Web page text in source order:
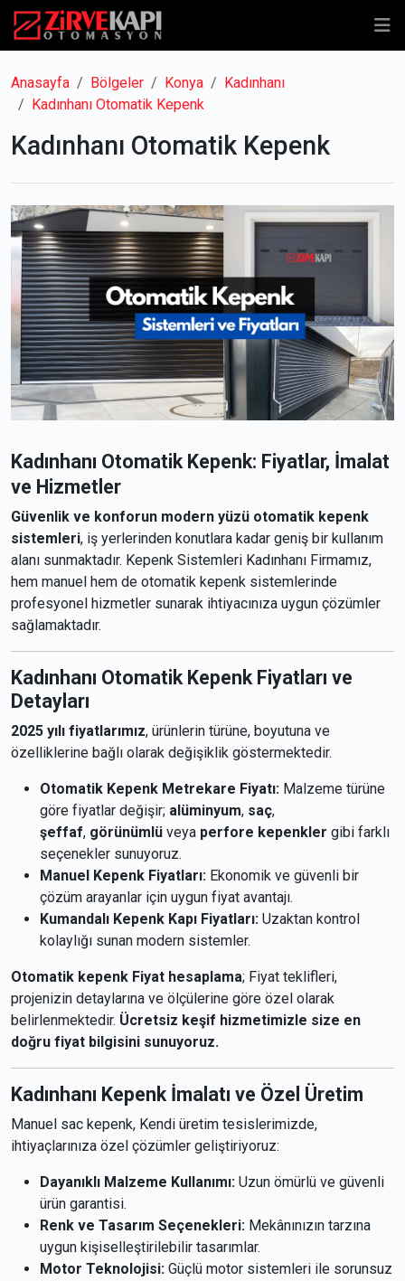
Anasayfa Bölgeler Konya
Kadınhanı
Kadınhanı Otomatik Kepenk
Kadınhanı Otomatik Kepenk
Kadınhanı Otomatik Kepenk: Fiyatlar, İmalat
ve Hizmetler
Güvenlik ve konforun modern yüzü otomatik kepenk
sistemleri, iş yerlerinden konutlara kadar geniş bir kullanım
alanı sunmaktadır. Kepenk Sistemleri Kadınhanı Firmamız,
hem manuel hem de otomatik kepenk sistemlerinde
profesyonel hizmetler sunarak ihtiyacınıza uygun çözümler
sağlamaktadır.
Kadınhanı Otomatik Kepenk Fiyatları ve
Detayları
2025 yılı fiyatlarımız, ürünlerin türüne, boyutuna ve
özelliklerine bağlı olarak değişiklik göstermektedir.
Otomatik Kepenk Metrekare Fiyatı: Malzeme türüne
göre fiyatlar değişir; alüminyum, saç,
şeffaf, görünümlü veya perfore kepenkler gibi farklı
seçenekler sunuyoruz.
Manuel Kepenk Fiyatları: Ekonomik ve güvenli bir
çözüm arayanlar için uygun fiyat avantajı.
Kumandalı Kepenk Kapı Fiyatları: Uzaktan kontrol
kolaylığı sunan modern sistemler.
Otomatik kepenk Fiyat hesaplama; Fiyat teklifleri,
projenizin detaylarına ve ölçülerine göre özel olarak
belirlenmektedir. Ücretsiz keşif hizmetimizle size en
doğru fiyat bilgisini sunuyoruz.
Kadınhanı Kepenk İmalatı ve Özel Üretim
Manuel sac kepenk, Kendi üretim tesislerimizde,
ihtiyaçlarınıza özel çözümler geliştiriyoruz:
Dayanıklı Malzeme Kullanımı: Uzun ömürlü ve güvenli
ürün garantisi.
Renk ve Tasarım Seçenekleri: Mekânınızın tarzına
uygun kişiselleştirilebilir tasarımlar.
Motor Teknolojisi: Güçlü motor sistemleri ile sorunsuz